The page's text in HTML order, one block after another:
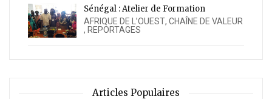
Sénégal : Atelier de Formation
AFRIQUE DE L’OUEST, CHAÎNE DE VALEUR
, REPORTAGES
Articles Populaires